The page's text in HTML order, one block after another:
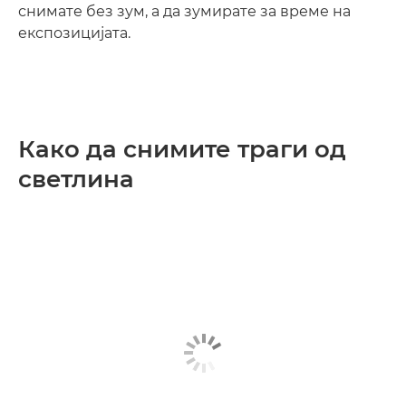
снимате без зум, а да зумирате за време на
експозицијата.
Како да снимите траги од
светлина